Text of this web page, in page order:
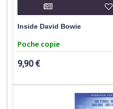
Inside David Bowie
Poche copie
9,90 €